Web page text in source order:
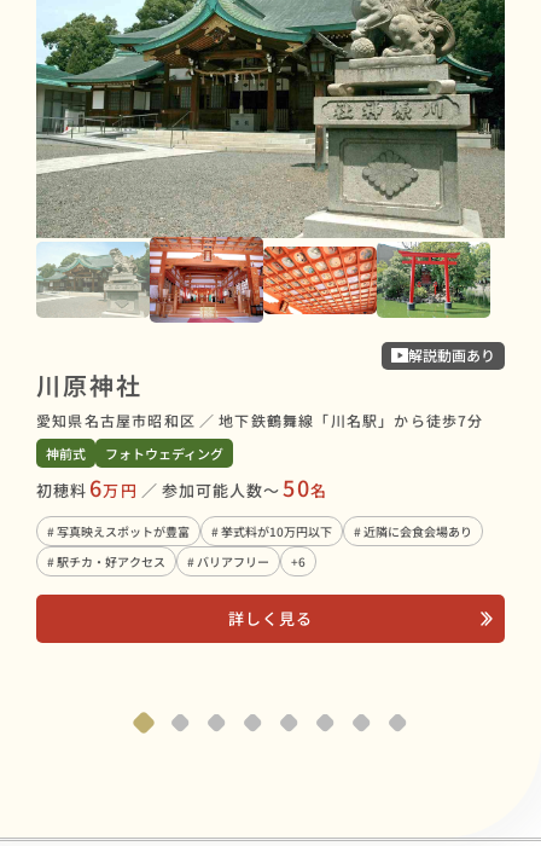
解説動画あり
川原神社
愛知県名古屋市昭和区 ／ 地下鉄鶴舞線「川名駅」から徒歩7分
神前式 フォトウェディング
初穂料 6万円 ／ 参加可能人数〜50名
# 写真映えスポットが豊富 # 挙式料が10万円以下
# 近隣に会食会場あり
# 駅チカ・好アクセス
# バリアフリー +6
詳しく見る